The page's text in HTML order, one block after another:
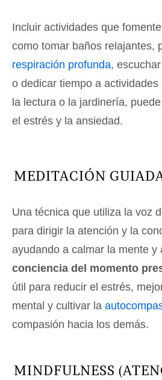
Incluir actividades que
como tomar baños relajantes,
respiración profunda,
o dedicar tiempo a
la lectura o la jardinería,
el estrés y la ansiedad.
MEDITACIÓN
Una técnica que utiliza la voz
para dirigir la atención y la
ayudando a calmar la mente y
conciencia del momento
útil para reducir el estrés,
mental y cultivar la
compasión hacia los demás.
MINDFULNESS